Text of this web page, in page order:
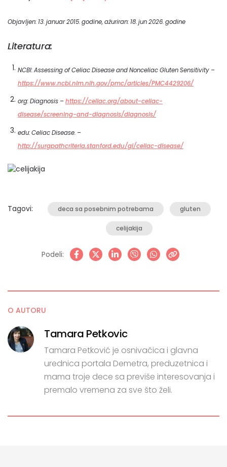
Objavljen: 13. januar 2015. godine, ažuriran: 18. jun 2026. godine
Literatura:
NCBI: Assessing of Celiac Disease and Nonceliac Gluten Sensitivity –
https://www.ncbi.nlm.nih.gov/pmc/articles/PMC4429206/
org: Diagnosis –https://celiac.org/about-celiac-
disease/screening-and-diagnosis/diagnosis/
edu: Celiac Disease. –
http://surgpathcriteria.stanford.edu/gi/celiac-disease/
Tagovi: deca sa posebnim potrebama gluten
celijakija
Podeli:
O AUTORU
Tamara Petkovic
Tamara Petković je osnivačica i glavna
urednica portala Demetra, preduzetnica i
mama troje dece sa previše interesovanja i
premalo vremena za sve što želi.